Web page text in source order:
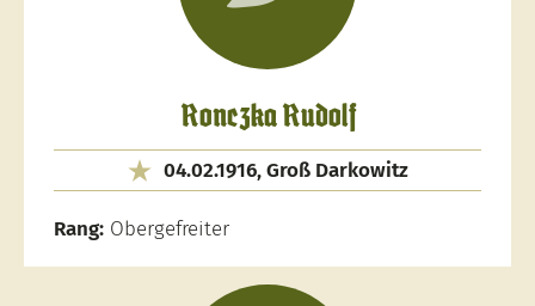
Ronczka Rudolf
04.02.1916, Groß Darkowitz
Rang: Obergefreiter